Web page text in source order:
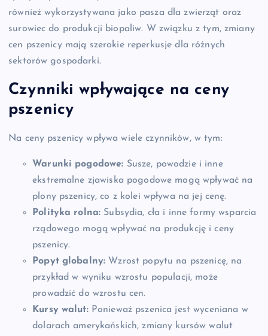
również wykorzystywana jako pasza dla zwierząt oraz
surowiec do produkcji biopaliw. W związku z tym, zmiany
cen pszenicy mają szerokie reperkusje dla różnych
sektorów gospodarki.
Czynniki wpływające na ceny
pszenicy
Na ceny pszenicy wpływa wiele czynników, w tym:
Warunki pogodowe: Susze, powodzie i inne
ekstremalne zjawiska pogodowe mogą wpływać na
plony pszenicy, co z kolei wpływa na jej cenę.
Polityka rolna: Subsydia, cła i inne formy wsparcia
rządowego mogą wpływać na produkcję i ceny
pszenicy.
Popyt globalny: Wzrost popytu na pszenicę, na
przykład w wyniku wzrostu populacji, może
prowadzić do wzrostu cen.
Kursy walut:Ponieważ pszenica jest wyceniana w
dolarach amerykańskich, zmiany kursów walut